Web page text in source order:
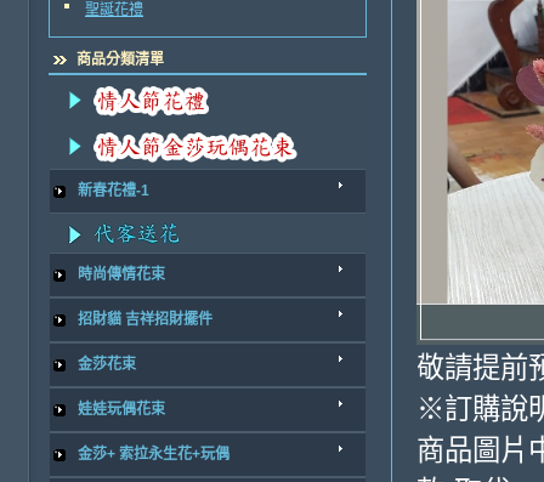
聖誕花禮
商品分類清單
新春花禮-1
時尚傳情花束
招財貓 吉祥招財擺件
金莎花束
娃娃玩偶花束
金莎+ 索拉永生花+玩偶
敬請提前
※訂購說
商品圖片